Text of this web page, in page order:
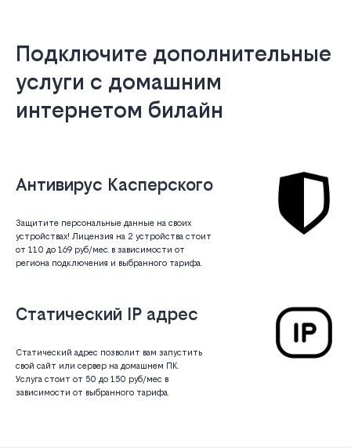
Подключите дополнительные
услуги с домашним
интернетом билайн
Антивирус Касперского
Защитите персональные данные на своих
устройствах! Лицензия на 2 устройства стоит
от 110 до 169 руб/мес. в зависимости от
региона подключения и выбранного тарифа.
Статический IP адрес
Статический адрес позволит вам запустить
свой сайт или сервер на домашнем ПК.
Услуга стоит от 50 до 150 руб/мес в
зависимости от выбранного тарифа.